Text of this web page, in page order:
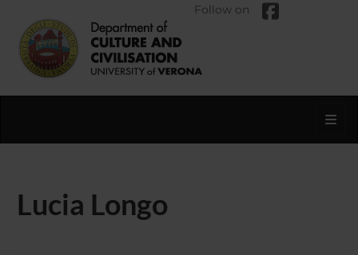
Follow on
Lucia Longo